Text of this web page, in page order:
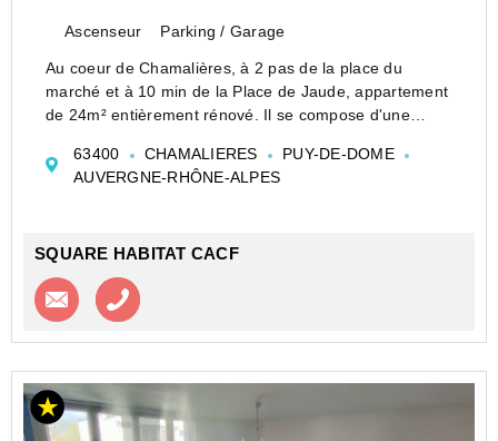
Ascenseur Parking / Garage
Au coeur de Chamalières, à 2 pas de la place du
marché et à 10 min de la Place de Jaude, appartement
de 24m² entièrement rénové. Il se compose d'une
aménagée équipée, d'une salle d'eau et wc s...
63400 CHAMALIERES
PUY-DE-DOME
AUVERGNE-RHÔNE-ALPES
SQUARE HABITAT CACF
Contacter l'agence